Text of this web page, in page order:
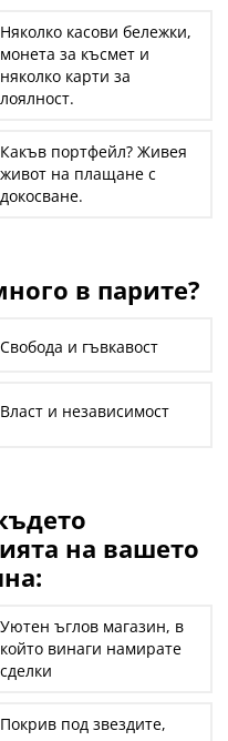
Няколко касови бележки,
монета за късмет и
няколко карти за
лоялност.
Какъв портфейл? Живея
живот на плащане с
докосване.
в парите?
Свобода и гъвкавост
Власт и независимост
на вашето
Уютен ъглов магазин, в
който винаги намирате
сделки
Покрив под звездите,